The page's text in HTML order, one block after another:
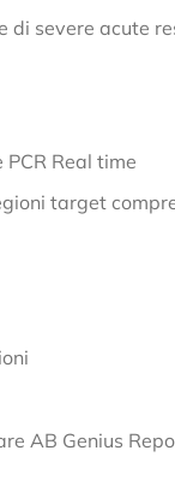
di severe acute
Real time
target
AB Genius